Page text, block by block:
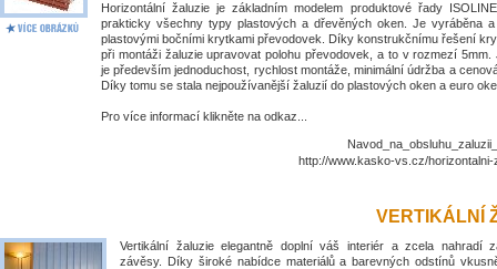
Horizontální žaluzie je základním modelem produktové řady
prakticky všechny typy plastových a dřevěných oken. Je vyráběna
plastovými bočními krytkami převodovek. Díky konstrukčnímu řešení
při montáži žaluzie upravovat polohu převodovek, a to v rozmezí 5mm.
je především jednoduchost, rychlost montáže, minimální údržba a
Díky tomu se stala nejpoužívanější žaluzií do plastových oken a euro
Pro více informací klikněte na odkaz...
http://www.kasko-vs.cz/horizontalni-
VERTIKÁLNÍ
Vertikální žaluzie elegantně doplní váš interiér a zcela nahradí
závěsy. Díky široké nabídce materiálů a barevných odstínů